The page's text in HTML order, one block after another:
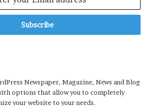
Newspaper, Magazine, News and Blog
options that allow you to completely
your website to your needs.